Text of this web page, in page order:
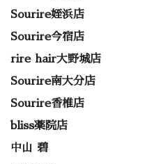
Sourire姪浜店
Sourire今宿店
rire hair大野城店
Sourire南大分店
Sourire香椎店
bliss薬院店
中山 碧